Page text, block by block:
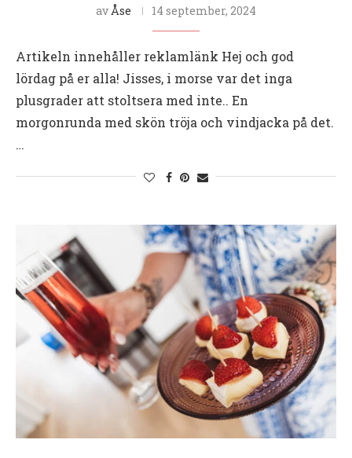
av Åse 14 september, 2024
Artikeln innehåller reklamlänk Hej och god
lördag på er alla! Jisses, i morse var det inga
plusgrader att stoltsera med inte.. En
morgonrunda med skön tröja och vindjacka på det.
…